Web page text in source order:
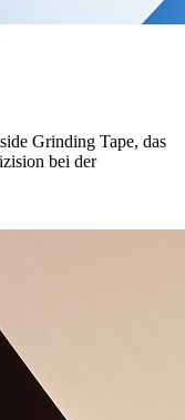
Grinding Tape, das
bei der